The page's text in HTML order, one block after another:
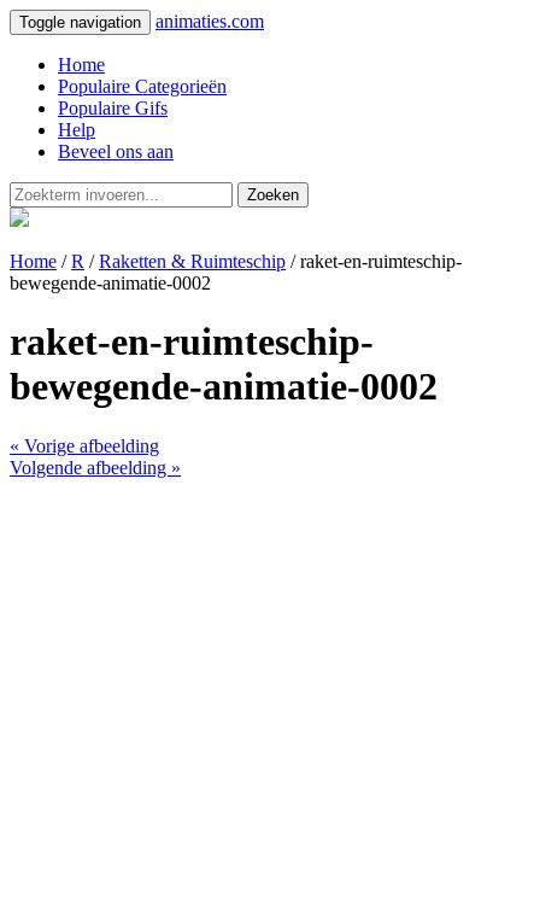
Toggle navigation animaties.com
Home
Populaire Categorieën
Populaire Gifs
Help
Beveel ons aan
Zoeken
Home /R /Raketten & Ruimteschip / raket-en-ruimteschip-
bewegende-animatie-0002
raket-en-ruimteschip-
bewegende-animatie-0002
« Vorige afbeelding
Volgende afbeelding »